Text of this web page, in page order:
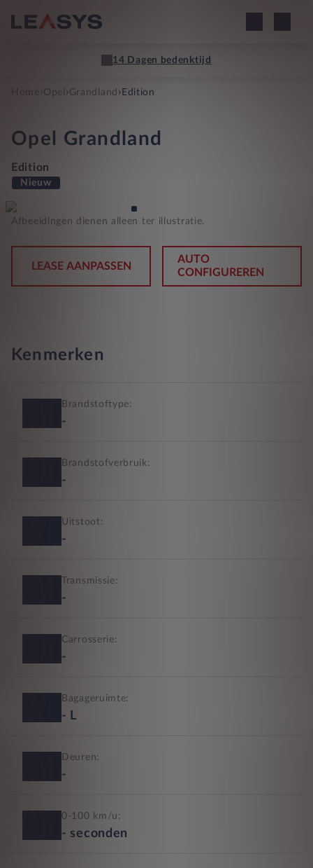
14 Dagen bedenktijd
Home Opel › Grandland › Edition
Opel Grandland
Edition
Nieuw
Afbeeldingen dienen alleen ter illustratie.
LEASE AANPASSEN
AUTO
CONFIGUREREN
Kenmerken
Brandstoftype:
-
Brandstofverbruik:
-
Uitstoot:
-
Transmissie:
-
Carrosserie:
-
Bagageruimte:
- L
Deuren:
-
0-100 km/u:
- seconden